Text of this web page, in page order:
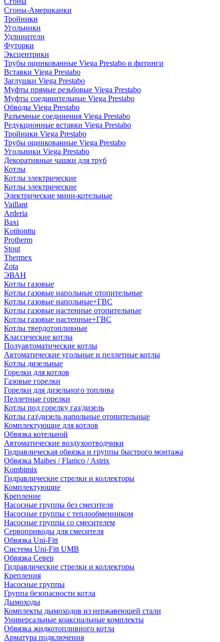
Сгоны-Американки
Тройники
Угольники
Удлинители
Футорки
Эксцентрики
Трубы оцинкованные Viega Prestabo и фитинги
Вставки Viega Prestabo
Заглушки Viega Prestabo
Муфты прямые резьбовые Viega Prestabo
Муфты соединительные Viega Prestabo
Обводы Viega Prestabo
Разъемные соединения Viega Prestabo
Редукционные вставки Viega Prestabo
Тройники Viega Prestabo
Трубы оцинкованные Viega Prestabo
Угольники Viega Prestabo
Декоративные чашки для труб
Котлы
Котлы электрические
Котлы электрические
Электрические мини-котельные
Vaillant
Arderia
Baxi
Kotitonttu
Protherm
Stout
Thermex
Zota
ЭВАН
Котлы газовые
Котлы газовые напольные отопительные
Котлы газовые напольные+ГВС
Котлы газовые настенные отопительные
Котлы газовые настенные+ГВС
Котлы твердотопливные
Классические котлы
Полуавтоматические котлы
Автоматические угольные и пеллетные котлы
Котлы дизельные
Горелки для котлов
Газовые горелки
Горелки для дизельного топлива
Пеллетные горелки
Котлы под горелку газ/дизель
Котлы газ\дизель напольные отопительные
Комплектующие для котлов
Обвязка котельной
Автоматические воздухоотводчики
Гидравлическая обвязка и группы быстрого монтажа
Обвязка Maibes / Flamco / Astrix
Kombimix
Гидравлические стрелки и коллекторы
Комплектующие
Крепление
Насосные группы без смесителя
Насосные группы с теплообменником
Насосные группы со смесителем
Сервоприводы для смесителя
Обвязка Uni-Fitt
Система Uni-Fitt UMB
Обвязка Север
Гидравлические стрелки и коллекторы
Крепления
Насосные группы
Группа безопасности котла
Дымоходы
Комплекты дымоходов из нержавеющей стали
Универсальные коаксиальные комплекты
Обвязка жидкотопливного котла
Арматура подключения